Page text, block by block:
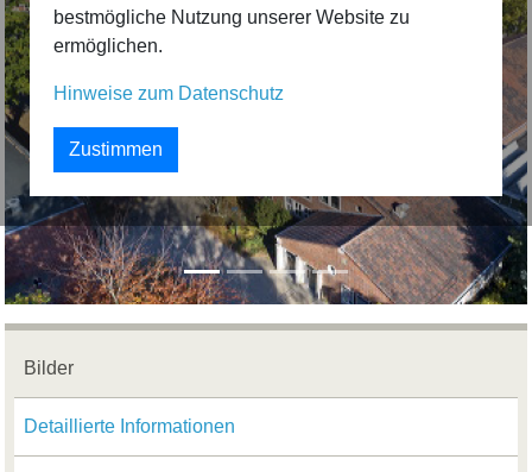
zurück vor
Bilder
Detaillierte Informationen
bestmögliche Nutzung unserer Website zu
ermöglichen.
Hinweise zum Datenschutz
Zustimmen